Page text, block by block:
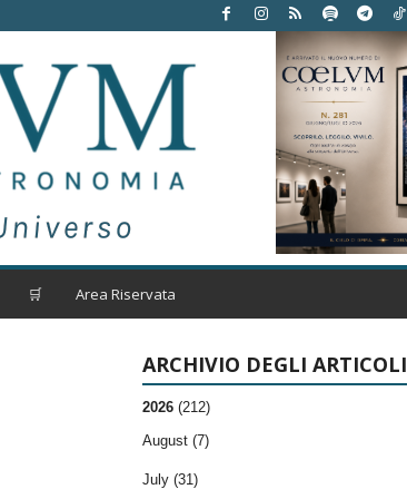
🛒 Area Riservata
ARCHIVIO DEGLI ARTICOLI
2026 (212)
August (7)
July (31)